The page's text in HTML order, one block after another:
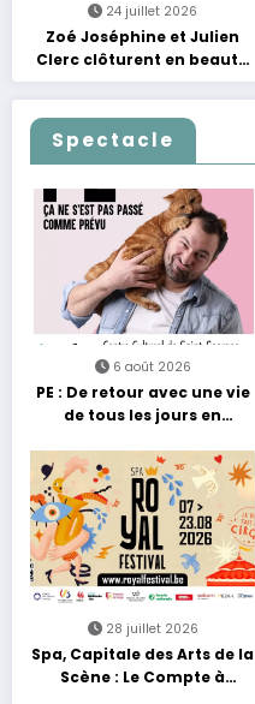
24 juillet 2026
Zoé Joséphine et Julien
Clerc clôturent en beauté
Les Nuits Francofolies au
Casino
Spectacle
6 août 2026
PE : De retour avec une vie
de tous les jours en
28 juillet 2026
Spa, Capitale des Arts de la
Scène : Le Compte à